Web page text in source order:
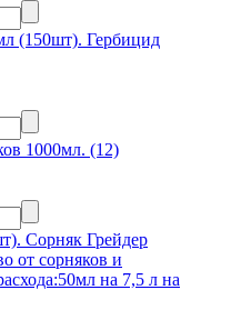
(150шт). Гербицид
1000мл. (12)
Сорняк Грейдер
от сорняков и
на 7,5 л на